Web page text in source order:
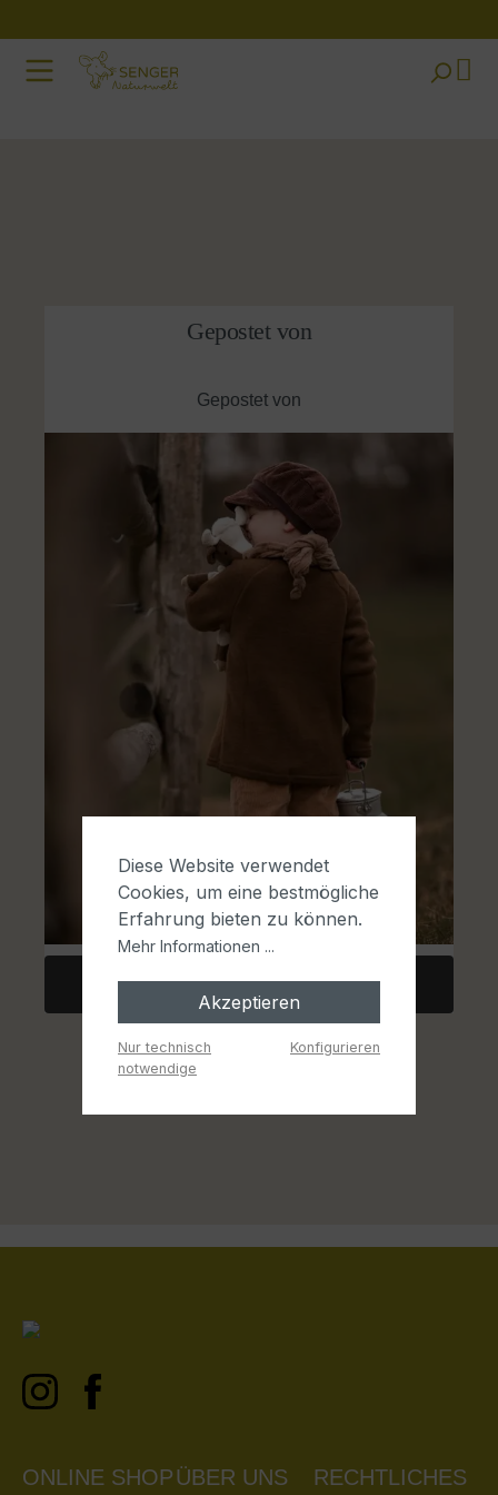
Gepostet von
Gepostet von
Mehr laden
ONLINE SHOPÜBER UNS RECHTLICHES
Diese Website verwendet
Cookies, um eine bestmögliche
Erfahrung bieten zu können.
Mehr Informationen ...
Akzeptieren
Nur technisch
notwendige
Konfigurieren